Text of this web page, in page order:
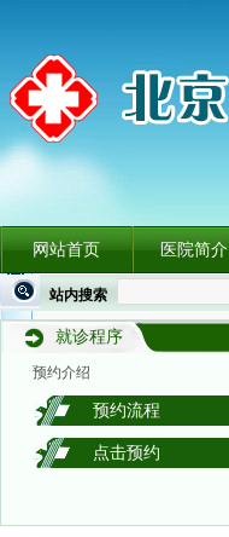
站内搜索
网站首页 医院简介
就诊程序
预约介绍
预约流程
点击预约